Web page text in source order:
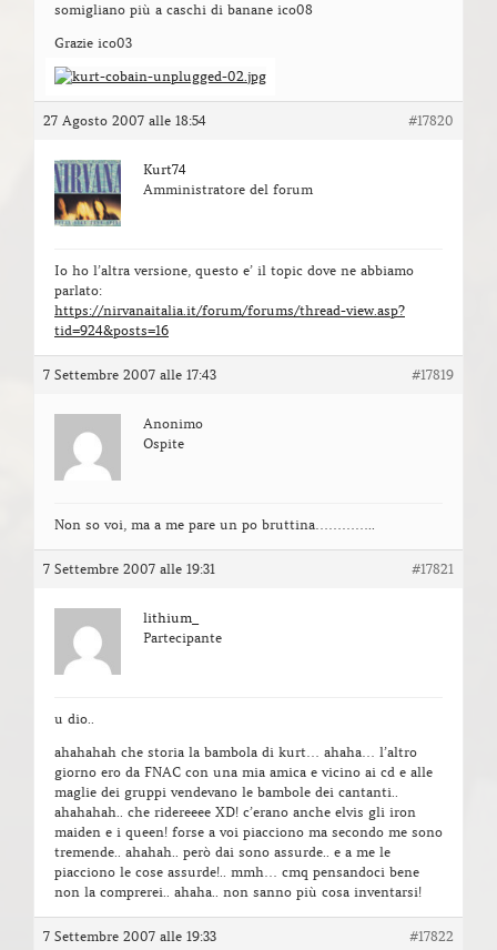
somigliano più a caschi di banane ico08
Grazie ico03
27 Agosto 2007 alle 18:54 #17820
Kurt74
Amministratore del forum
Io ho l’altra versione, questo e’ il topic dove ne abbiamo
parlato:
https://nirvanaitalia.it/forum/forums/thread-view.asp?
tid=924&posts=16
7 Settembre 2007 alle 17:43 #17819
Anonimo
Ospite
Non so voi, ma a me pare un po bruttina…………..
7 Settembre 2007 alle 19:31 #17821
lithium_
Partecipante
u dio..
ahahahah che storia la bambola di kurt… ahaha… l’altro
giorno ero da FNAC con una mia amica e vicino ai cd e alle
maglie dei gruppi vendevano le bambole dei cantanti..
ahahahah.. che ridereeee XD! c’erano anche elvis gli iron
maiden e i queen! forse a voi piacciono ma secondo me sono
tremende.. ahahah.. però dai sono assurde.. e a me le
piacciono le cose assurde!.. mmh… cmq pensandoci bene
non la comprerei.. ahaha.. non sanno più cosa inventarsi!
7 Settembre 2007 alle 19:33 #17822